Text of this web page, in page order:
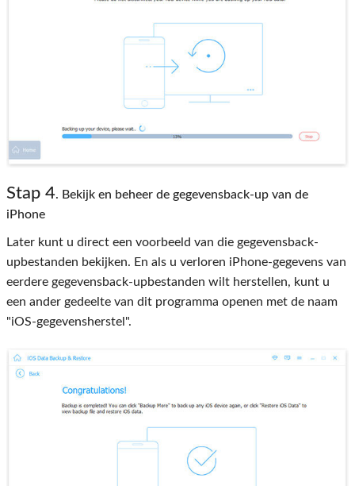
Stap 4. Bekijk en beheer de gegevensback-up van de
iPhone
Later kunt u direct een voorbeeld van die gegevensback-
upbestanden bekijken. En als u verloren iPhone-gegevens van
eerdere gegevensback-upbestanden wilt herstellen, kunt u
een ander gedeelte van dit programma openen met de naam
"iOS-gegevensherstel".